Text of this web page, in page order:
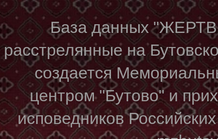
База данных
расстрелянные на
создается
центром "Бутово" и
исповедников